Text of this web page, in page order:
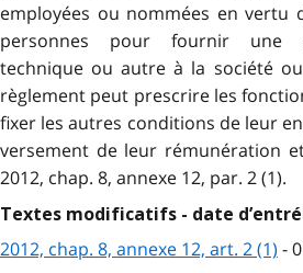
employées ou nommées en vertu
personnes pour fournir une
technique ou autre à la société
règlement peut prescrire les
fixer les autres conditions de leur
versement de leur rémunération
2012, chap. 8, annexe 12, par. 2 (1).
Textes modificatifs - date
2012, chap. 8, annexe 12, art. 2 (1) -